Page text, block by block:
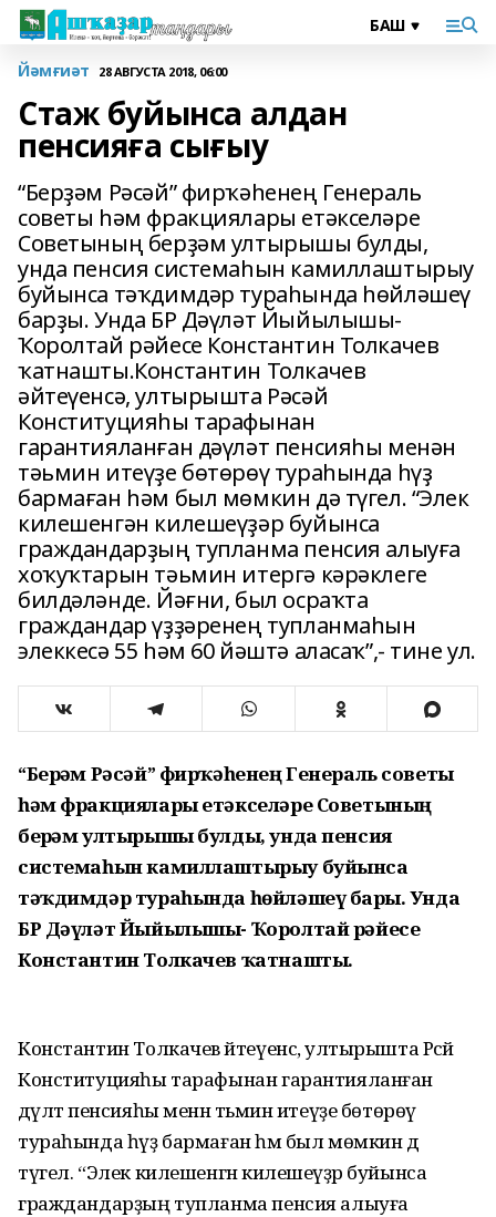
Йәмғиәт 28 АВГУСТА 2018, 06:00
Стаж буйынса алдан
пенсияға сығыу
“Берҙәм Рәсәй” фирҡәһенең Генераль
советы һәм фракциялары етәкселәре
Советының берҙәм ултырышы булды,
унда пенсия системаһын камиллаштырыу
буйынса тәҡдимдәр тураһында һөйләшеү
барҙы. Унда БР Дәүләт Йыйылышы-
Ҡоролтай рәйесе Константин Толкачев
ҡатнашты.Константин Толкачев
әйтеүенсә, ултырышта Рәсәй
Конституцияһы тарафынан
гарантияланған дәүләт пенсияһы менән
тәьмин итеүҙе бөтөрөү тураһында һүҙ
бармаған һәм был мөмкин дә түгел. “Элек
килешенгән килешеүҙәр буйынса
граждандарҙың тупланма пенсия алыуға
хоҡуҡтарын тәьмин итергә кәрәклеге
билдәләнде. Йәғни, был осраҡта
граждандар үҙҙәренең тупланмаһын
элеккесә 55 һәм 60 йәштә аласаҡ”,- тине ул.
“Берҙәм Рәсәй” фирҡәһенең Генераль советы
һәм фракциялары етәкселәре Советының
берҙәм ултырышы булды, унда пенсия
системаһын камиллаштырыу буйынса
тәҡдимдәр тураһында һөйләшеү барҙы. Унда
БР Дәүләт Йыйылышы- Ҡоролтай рәйесе
Константин Толкачев ҡатнашты.
Константин Толкачев әйтеүенсә, ултырышта Рәсәй
Конституцияһы тарафынан гарантияланған
дәүләт пенсияһы менән тәьмин итеүҙе бөтөрөү
тураһында һүҙ бармаған һәм был мөмкин дә
түгел. “Элек килешенгән килешеүҙәр буйынса
граждандарҙың тупланма пенсия алыуға